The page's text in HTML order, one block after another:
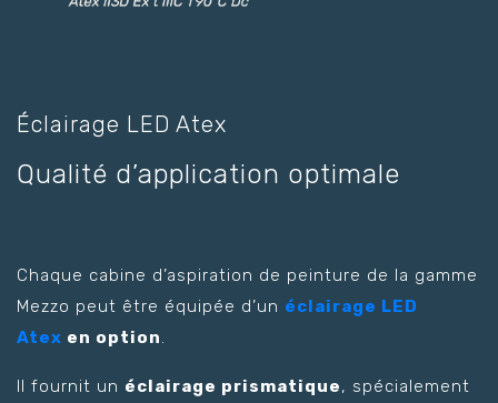
Éclairage LED Atex
Qualité d’application optimale
Chaque cabine d’aspiration de peinture de la gamme
Mezzo peut être équipée d’un éclairage LED
Atex en option.
Il fournit un éclairage prismatique, spécialement